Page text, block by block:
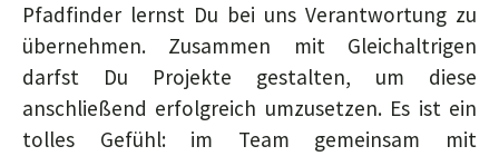
Pfadfinder lernst Du bei uns Verantwortung zu
übernehmen. Zusammen mit Gleichaltrigen
darfst Du Projekte gestalten, um diese
anschließend erfolgreich umzusetzen. Es ist ein
tolles Gefühl: im Team gemeinsam mit